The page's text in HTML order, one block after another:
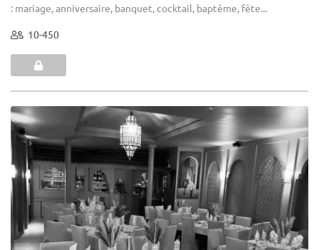
: mariage, anniversaire, banquet, cocktail, baptême, fête...
10-450